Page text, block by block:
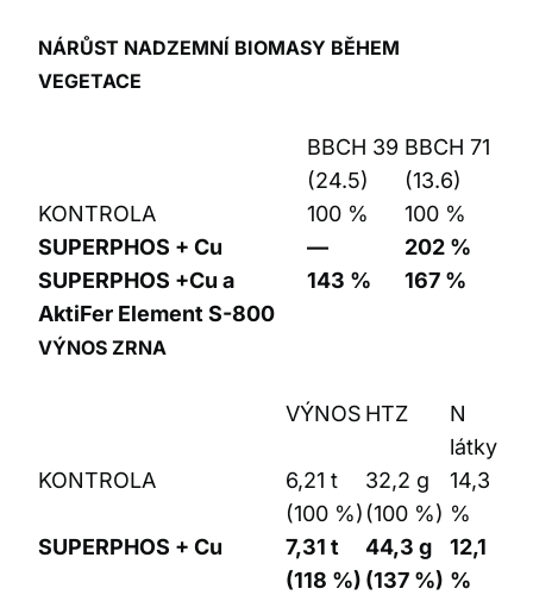
NÁRŮST NADZEMNÍ BIOMASY BĚHEM
VEGETACE
BBCH 39
(24.5)
BBCH 71
(13.6)
KONTROLA
100 %
100 %
SUPERPHOS + Cu
—
202 %
SUPERPHOS +Cu a
AktiFer Element S-800
143 % 167 %
VÝNOS ZRNA
VÝNOS HTZ
N
látky
KONTROLA
6,21 t
(100 %)
32,2 g
(100 %)
14,3
%
SUPERPHOS + Cu
7,31 t
(118 %)
44,3 g
(137 %)
12,1
%